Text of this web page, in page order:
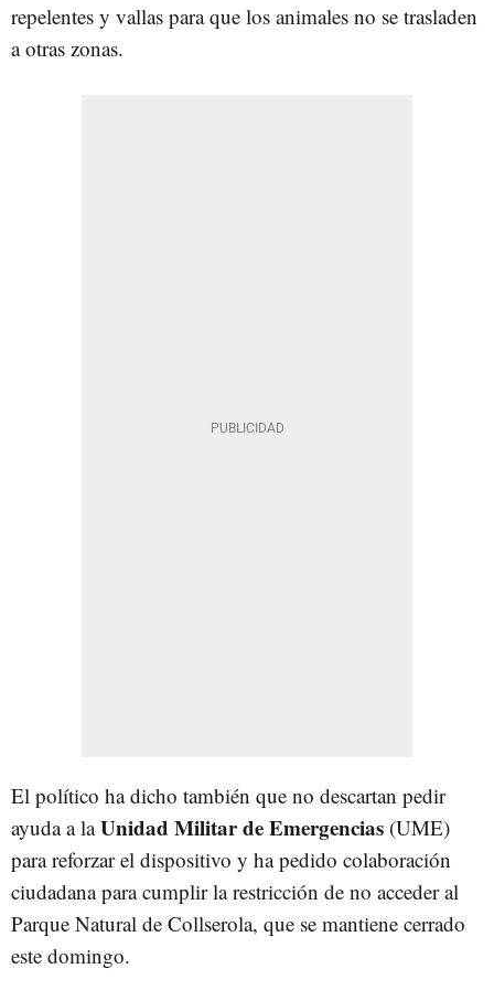
repelentes y vallas para que los animales no se trasladen
a otras zonas.
El político ha dicho también que no descartan pedir
ayuda a laUnidad Militar de Emergencias (UME)
para reforzar el dispositivo y ha pedido colaboración
ciudadana para cumplir la restricción de no acceder al
Parque Natural de Collserola, que se mantiene cerrado
este domingo.